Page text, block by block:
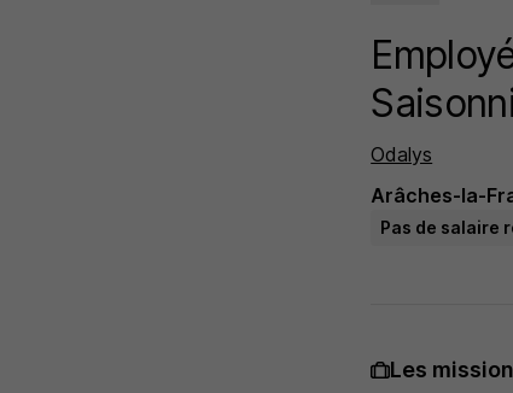
Odalys
Arâches-la-
Pas de salaire
Les